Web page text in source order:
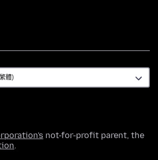
not-for-profit parent, the
.